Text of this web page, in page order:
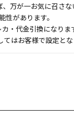
万が一お気に召さ
があります。
・代金引換になりま
はお客様で設定と